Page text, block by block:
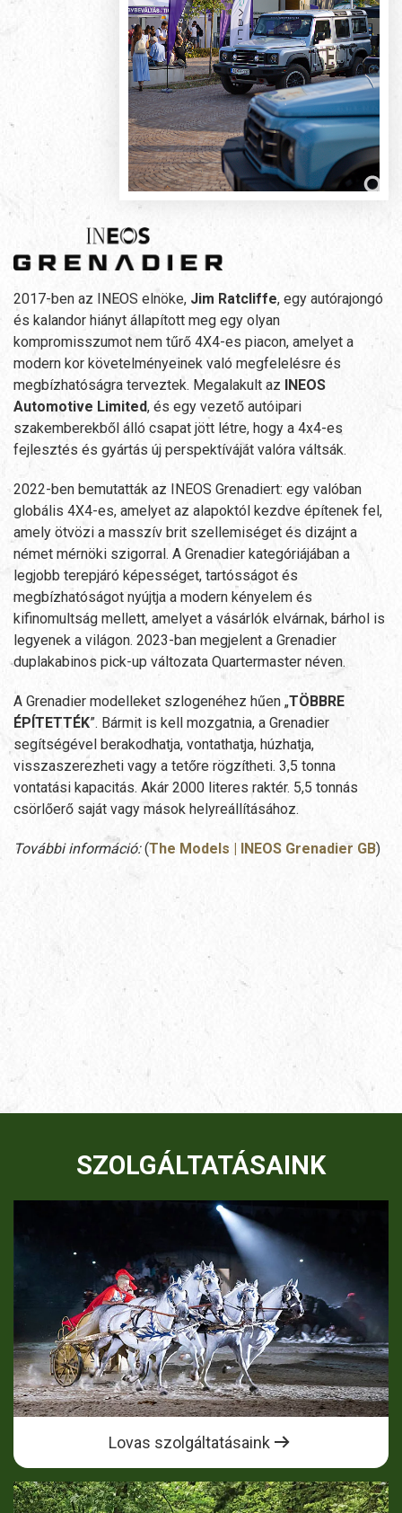
2017-ben az INEOS elnöke, Jim Ratcliffe, egy autórajongó
és kalandor hiányt állapított meg egy olyan
kompromisszumot nem tűrő 4X4-es piacon, amelyet a
modern kor követelményeinek való megfelelésre és
megbízhatóságra terveztek. Megalakult az INEOS
Automotive Limited, és egy vezető autóipari
szakemberekből álló csapat jött létre, hogy a 4x4-es
fejlesztés és gyártás új perspektíváját valóra váltsák.
2022-ben bemutatták az INEOS Grenadiert: egy valóban
globális 4X4-es, amelyet az alapoktól kezdve építenek fel,
amely ötvözi a masszív brit szellemiséget és dizájnt a
német mérnöki szigorral. A Grenadier kategóriájában a
legjobb terepjáró képességet, tartósságot és
megbízhatóságot nyújtja a modern kényelem és
kifinomultság mellett, amelyet a vásárlók elvárnak, bárhol is
legyenek a világon. 2023-ban megjelent a Grenadier
duplakabinos pick-up változata Quartermaster néven.
A Grenadier modelleket szlogenéhez hűen „TÖBBRE
ÉPÍTETTÉK”. Bármit is kell mozgatnia, a Grenadier
segítségével berakodhatja, vontathatja, húzhatja,
visszaszerezheti vagy a tetőre rögzítheti. 3,5 tonna
vontatási kapacitás. Akár 2000 literes raktér. 5,5 tonnás
csörlőerő saját vagy mások helyreállításához.
További információ:(The Models | INEOS Grenadier GB)
SZOLGÁLTATÁSAINK
Lovas szolgáltatásaink